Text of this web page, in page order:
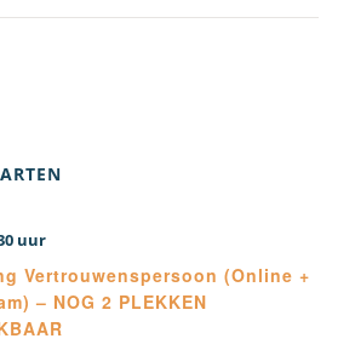
Vertrouwenspersoon (Online +
– NOG 2 PLEKKEN